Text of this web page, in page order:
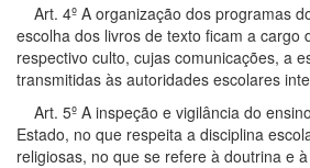
Art. 4º A organização dos programas
escolha dos livros de texto ficam a cargo
respectivo culto, cujas comunicações, a
transmitidas às autoridades escolares
Art. 5º A inspeção e vigilância do
Estado, no que respeita a disciplina
religiosas, no que se refere à doutrina e